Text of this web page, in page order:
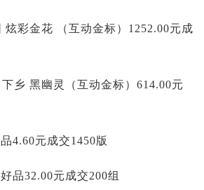
炫彩金花 （互动金标）1252.00元成
乡 黑幽灵（互动金标）614.00元
4.60元成交1450版
品32.00元成交200组